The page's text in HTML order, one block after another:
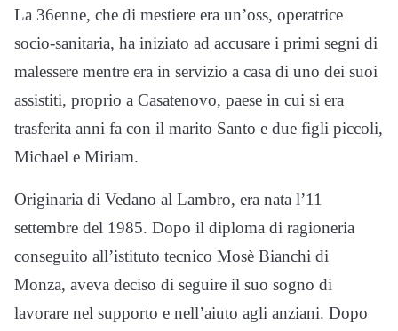
La 36enne, che di mestiere era un’oss, operatrice
socio-sanitaria, ha iniziato ad accusare i primi segni di
malessere mentre era in servizio a casa di uno dei suoi
assistiti, proprio a Casatenovo, paese in cui si era
trasferita anni fa con il marito Santo e due figli piccoli,
Michael e Miriam.
Originaria di Vedano al Lambro, era nata l’11
settembre del 1985. Dopo il diploma di ragioneria
conseguito all’istituto tecnico Mosè Bianchi di
Monza, aveva deciso di seguire il suo sogno di
lavorare nel supporto e nell’aiuto agli anziani. Dopo